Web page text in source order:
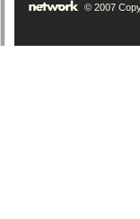
© 2007